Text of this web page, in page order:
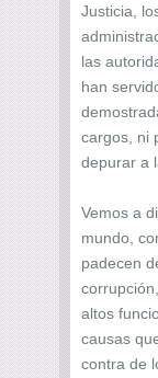
Justicia,
las
han
cargos, ni
depurar a
Vemos a
mundo,
padecen
altos
causas
contra de